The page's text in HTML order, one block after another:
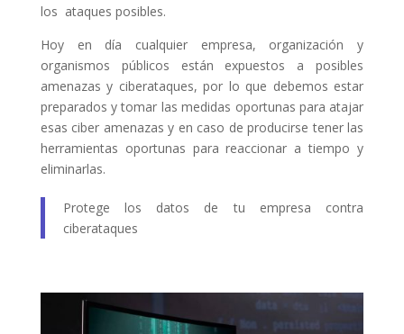
los ataques posibles.
Hoy en día cualquier empresa, organización y
organismos públicos están expuestos a posibles
amenazas y ciberataques, por lo que debemos estar
preparados y tomar las medidas oportunas para atajar
esas ciber amenazas y en caso de producirse tener las
herramientas oportunas para reaccionar a tiempo y
eliminarlas.
Protege los datos de tu empresa contra
ciberataques